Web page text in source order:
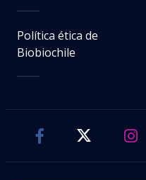
Política ética de
Biobiochile